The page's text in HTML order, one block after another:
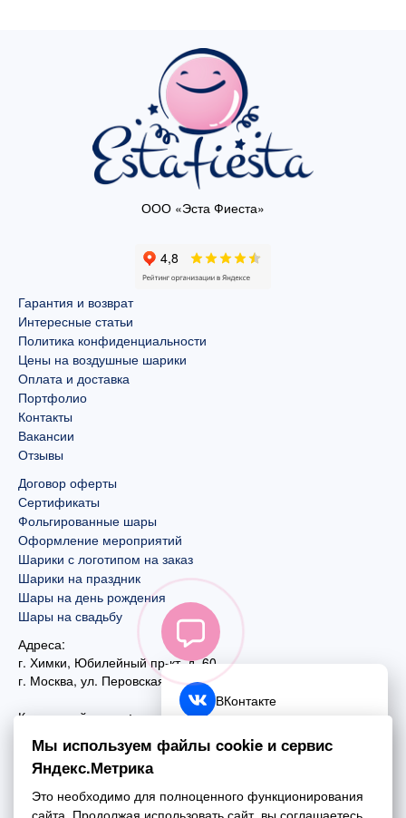
ООО «Эста Фиеста»
Гарантия и возврат
Интересные статьи
Политика конфиденциальности
Цены на воздушные шарики
Оплата и доставка
Портфолио
Контакты
Вакансии
Отзывы
Договор оферты
Сертификаты
Фольгированные шары
Оформление мероприятий
Шарики с логотипом на заказ
Шарики на праздник
Шары на день рождения
Шары на свадьбу
Адреса:
г. Химки, Юбилейный пр-кт, д. 60
г. Москва, ул. Перовская, д. 59
Контактный номер:
+7 (495) 970-44-75
Почта:
mail@esta-fiesta.ru
ВКонтакте
Telegram
Обратный звонок
Мы используем файлы cookie и сервис
Яндекс.Метрика
Это необходимо для полноценного функционирования
сайта. Продолжая использовать сайт, вы соглашаетесь